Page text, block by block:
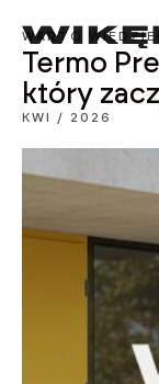
WARTO
Termo
który
KWI / 2026